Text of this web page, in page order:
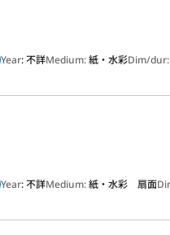
Year: 不詳Medium:紙・水彩Dim/
Year: 不詳Medium:紙・水彩 扇面